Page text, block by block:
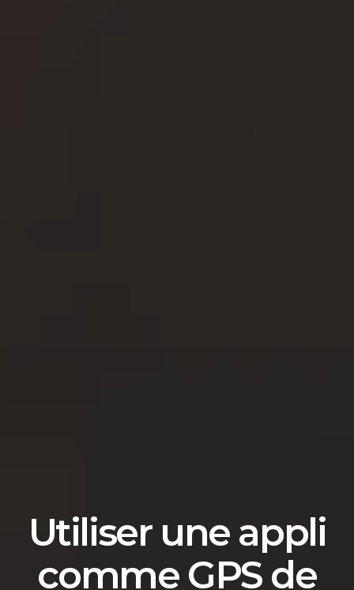
Utiliser une appli
comme GPS de